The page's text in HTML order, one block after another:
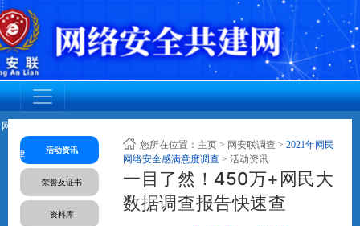
网安联党
建 动
活动资讯
荣誉及证书
资料库
您所在位置： 主页 > 网安联调查 >2021年网民
网络安全感满意度调查 > 活动资讯
一目了然！450万+网民大
数据调查报告快速查